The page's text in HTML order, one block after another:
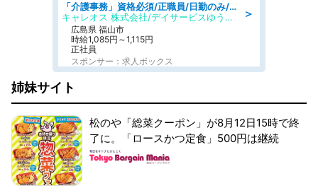
＞
「介護事務」資格必須/正職員/日勤のみ/デイサービス
キャレオス 株式会社/デイサービスゆうゆう南本庄
広島県 福山市
時給1,085円～1,115円
正社員
スポンサー：求人ボックス
姉妹サイト
松のや「総菜クーポン」が8月12日15時で終
了に。「ロースかつ定食」500円は継続